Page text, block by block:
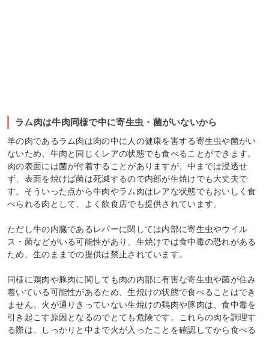
ラム肉は牛肉同様で中に寄生虫・菌がいないから
羊の肉であるラム肉は肉の中に人の健康を害する寄生虫や菌がい
ないため、牛肉と同じくレアの状態でも食べることができます。
肉の表面には菌が付着することがありますが、中までは浸透せ
ず、表面を焼けば菌は死滅するので内部が生焼けでも大丈夫で
す。そういった点から牛肉やラム肉はレアな状態でもおいしく食
べられる肉として、よく飲食店でも提供されています。
ただし牛の内臓であるレバーに関しては内部に寄生虫やウイル
ス・菌などがいる可能性があり、生焼けでは食中毒の恐れがある
ため、生のままでの提供は禁止されています。
同様に鶏肉や豚肉に関しても肉の内部に有害な寄生虫や菌が住み
着いている可能性があるため、生焼けの状態で食べることはでき
ません。火が通りきっていない生焼けの鶏肉や豚肉は、食中毒を
引き起こす原因となるのでとても危険です。これらの肉を調理す
る際は、しっかりと中まで火が入ったことを確認してから食べる